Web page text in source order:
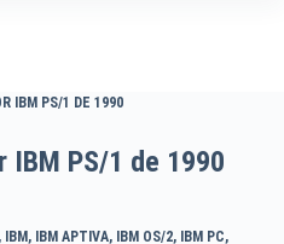
IBM PS/1 DE 1990
IBM PS/1 de 1990
, IBM , IBM APTIVA, IBM OS/2, IBM PC,